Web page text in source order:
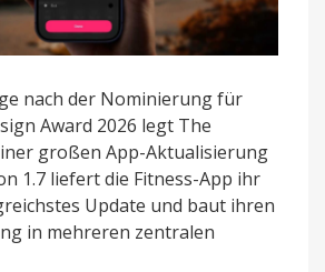
nach der Nominierung für
Award 2026 legt The
großen App-Aktualisierung
1.7 liefert die Fitness-App ihr
Update und baut ihren
in mehreren zentralen